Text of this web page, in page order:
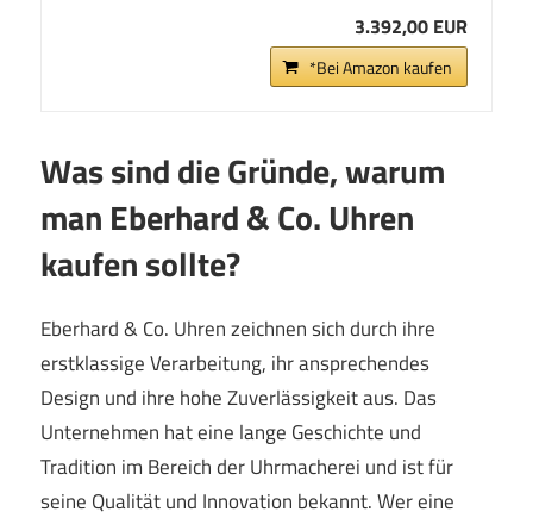
3.392,00 EUR
*Bei Amazon kaufen
Was sind die Gründe, warum
man Eberhard & Co. Uhren
kaufen sollte?
Eberhard & Co. Uhren zeichnen sich durch ihre
erstklassige Verarbeitung, ihr ansprechendes
Design und ihre hohe Zuverlässigkeit aus. Das
Unternehmen hat eine lange Geschichte und
Tradition im Bereich der Uhrmacherei und ist für
seine Qualität und Innovation bekannt. Wer eine